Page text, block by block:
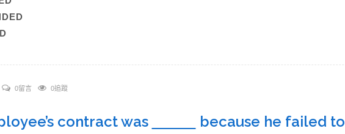
0留言 0追蹤
contract was
because he failed to